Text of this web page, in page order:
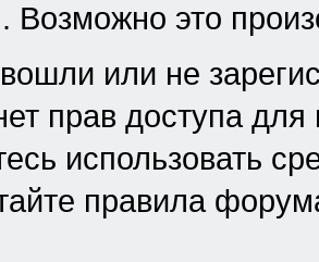
Возможно это
или не
прав доступа
использовать
правила